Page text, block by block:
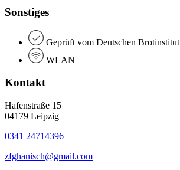
Sonstiges
Geprüft vom Deutschen Brotinstitut
WLAN
Kontakt
Hafenstraße 15
04179 Leipzig
0341 24714396
zfghanisch@gmail.com